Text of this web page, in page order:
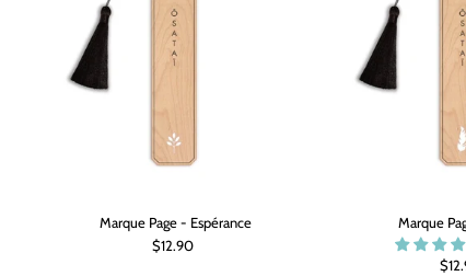
Marque Page - Espérance
$12.90
Marque